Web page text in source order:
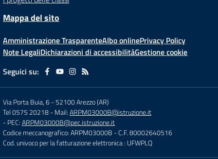
Mappa del sito
Amministrazione TrasparenteAlbo onlinePrivacy Policy
Note LegaliDichiarazioni di accessibilitàGestione cookie
Seguici su:
Via Porta Buia, 6-52100 Arezzo (AR)
Tel 0575 20218- Mail:ARPM03000B@istruzione.it
- PEC:ARPM03000B@pec.istruzione.it
Codice meccanografico: ARPM03000B - C.F. 80002640516
Cod. univoco per la fatturazione elettronica : UFWPLQ